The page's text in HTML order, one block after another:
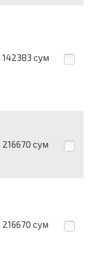
142383 сум
216670 сум
216670 сум